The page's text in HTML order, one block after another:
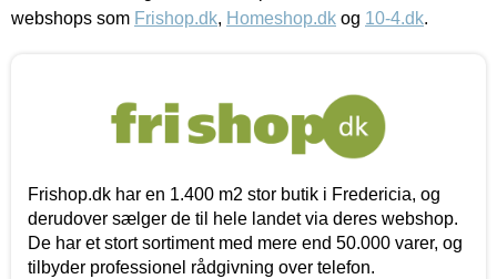
webshops som Frishop.dk, Homeshop.dk og 10-4.dk.
Frishop.dk har en 1.400 m2 stor butik i Fredericia, og
derudover sælger de til hele landet via deres webshop.
De har et stort sortiment med mere end 50.000 varer, og
tilbyder professionel rådgivning over telefon.